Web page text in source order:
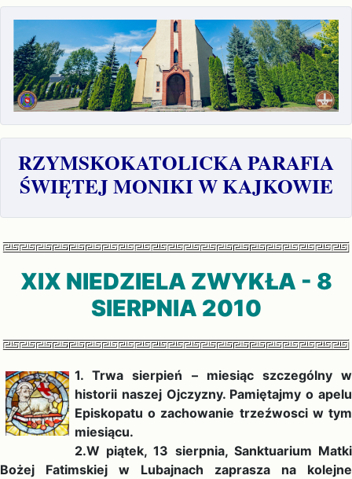
RZYMSKOKATOLICKA PARAFIA
ŚWIĘTEJ MONIKI W KAJKOWIE
XIX NIEDZIELA ZWYKŁA - 8
SIERPNIA 2010
1. Trwa sierpień – miesiąc szczególny w
historii naszej Ojczyzny. Pamiętajmy o apelu
Episkopatu o zachowanie trzeźwosci w tym
miesiącu.
2.W piątek, 13 sierpnia, Sanktuarium Matki
Bożej Fatimskiej w Lubajnach zaprasza na kolejne